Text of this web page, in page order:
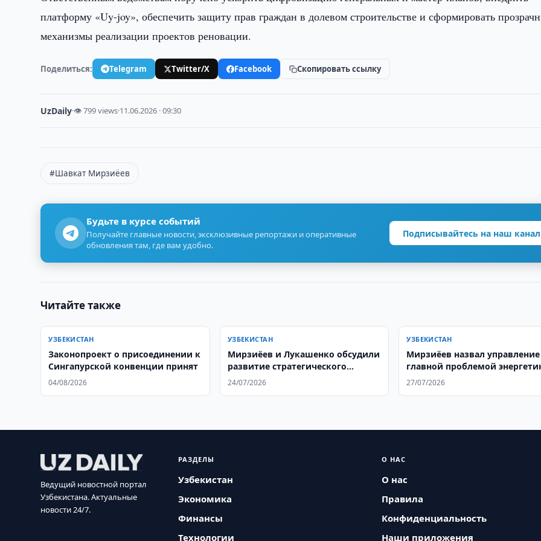
платформу «Uy-joy», обеспечить защиту прав граждан в долевом строительстве и сформировать
механизмы реализации проектов реновации.
Поделиться: Telegram Twitter/X Facebook Скопировать ссылку
UzDaily·👁 799 views·11.06.2026 · 09:30
#Шавкат Мирзиёев
Будьте в курсе событий
Получайте главные новости, эксклюзивные репортажи и оперативные
обновления там, где вам удобно.
Подписывайтесь на наш канал
Читайте также
УЗБЕКИСТАН
Законопроект о присоединении к
Сингапурской конвенции принят
04/08/2026
УЗБЕКИСТАН
Мирзиёев и Лукашенко обсудили
развитие стратегического
партнерства
24/07/2026
УЗБЕКИСТАН
Мирзиёев назвал управление
главной проблемой
27/07/2026
Ведущий новостной портал
Узбекистана. Актуальные
новости 24/7.
РАЗДЕЛЫ
Узбекистан
Экономика
Финансы
Технологии
О НАС
О нас
Правила
Конфиденциальность
Наши приложения